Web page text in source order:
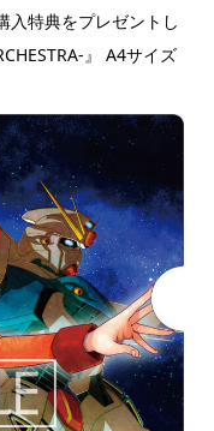
入特典をプレゼントし
』 A4サイズ